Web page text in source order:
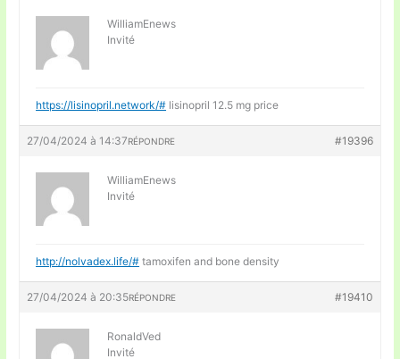
WilliamEnews
Invité
https://lisinopril.network/# lisinopril 12.5 mg price
27/04/2024 à 14:37 #19396
RÉPONDRE
WilliamEnews
Invité
http://nolvadex.life/# tamoxifen and bone density
27/04/2024 à 20:35 #19410
RÉPONDRE
RonaldVed
Invité